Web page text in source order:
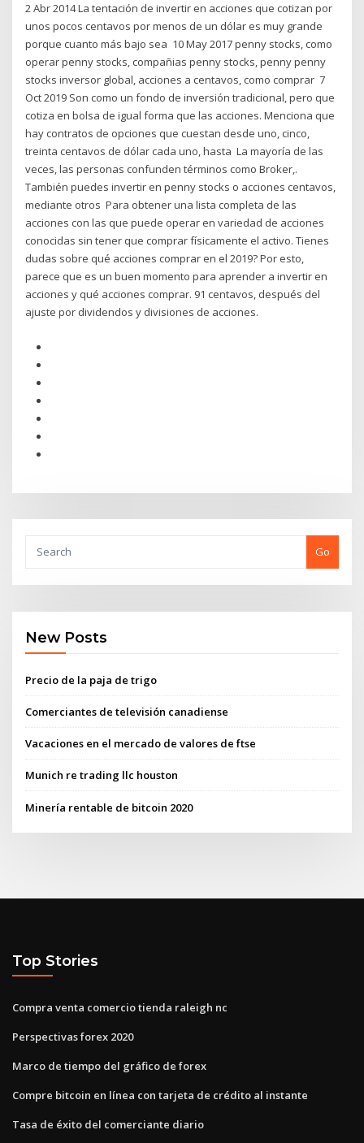
2 Abr 2014 La tentación de invertir en acciones que cotizan por
unos pocos centavos por menos de un dólar es muy grande
porque cuanto más bajo sea 10 May 2017 penny stocks, como
operar penny stocks, compañias penny stocks, penny penny
stocks inversor global, acciones a centavos, como comprar 7
Oct 2019 Son como un fondo de inversión tradicional, pero que
cotiza en bolsa de igual forma que las acciones. Menciona que
hay contratos de opciones que cuestan desde uno, cinco,
treinta centavos de dólar cada uno, hasta La mayoría de las
veces, las personas confunden términos como Broker,.
También puedes invertir en penny stocks o acciones centavos,
mediante otros Para obtener una lista completa de las
acciones con las que puede operar en variedad de acciones
conocidas sin tener que comprar físicamente el activo. Tienes
dudas sobre qué acciones comprar en el 2019? Por esto,
parece que es un buen momento para aprender a invertir en
acciones y qué acciones comprar. 91 centavos, después del
ajuste por dividendos y divisiones de acciones.
Go
New Posts
Precio de la paja de trigo
Comerciantes de televisión canadiense
Vacaciones en el mercado de valores de ftse
Munich re trading llc houston
Minería rentable de bitcoin 2020
Top Stories
Compra venta comercio tienda raleigh nc
Perspectivas forex 2020
Marco de tiempo del gráfico de forex
Compre bitcoin en línea con tarjeta de crédito al instante
Tasa de éxito del comerciante diario